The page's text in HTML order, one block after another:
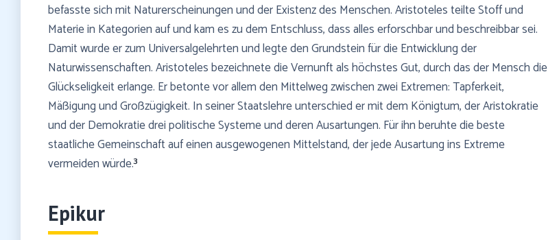
befasste sich mit Naturerscheinungen und der Existenz des Menschen. Aristoteles teilte Stoff und
Materie in Kategorien auf und kam es zu dem Entschluss, dass alles erforschbar und beschreibbar sei.
Damit wurde er zum Universalgelehrten und legte den Grundstein für die Entwicklung der
Naturwissenschaften. Aristoteles bezeichnete die Vernunft als höchstes Gut, durch das der Mensch die
Glückseligkeit erlange. Er betonte vor allem den Mittelweg zwischen zwei Extremen: Tapferkeit,
Mäßigung und Großzügigkeit. In seiner Staatslehre unterschied er mit dem Königtum, der Aristokratie
und der Demokratie drei politische Systeme und deren Ausartungen. Für ihn beruhte die beste
staatliche Gemeinschaft auf einen ausgewogenen Mittelstand, der jede Ausartung ins Extreme
vermeiden würde.3
Epikur